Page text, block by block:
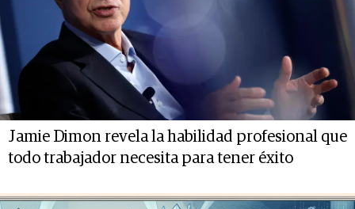
Jamie Dimon revela la habilidad profesional que
todo trabajador necesita para tener éxito